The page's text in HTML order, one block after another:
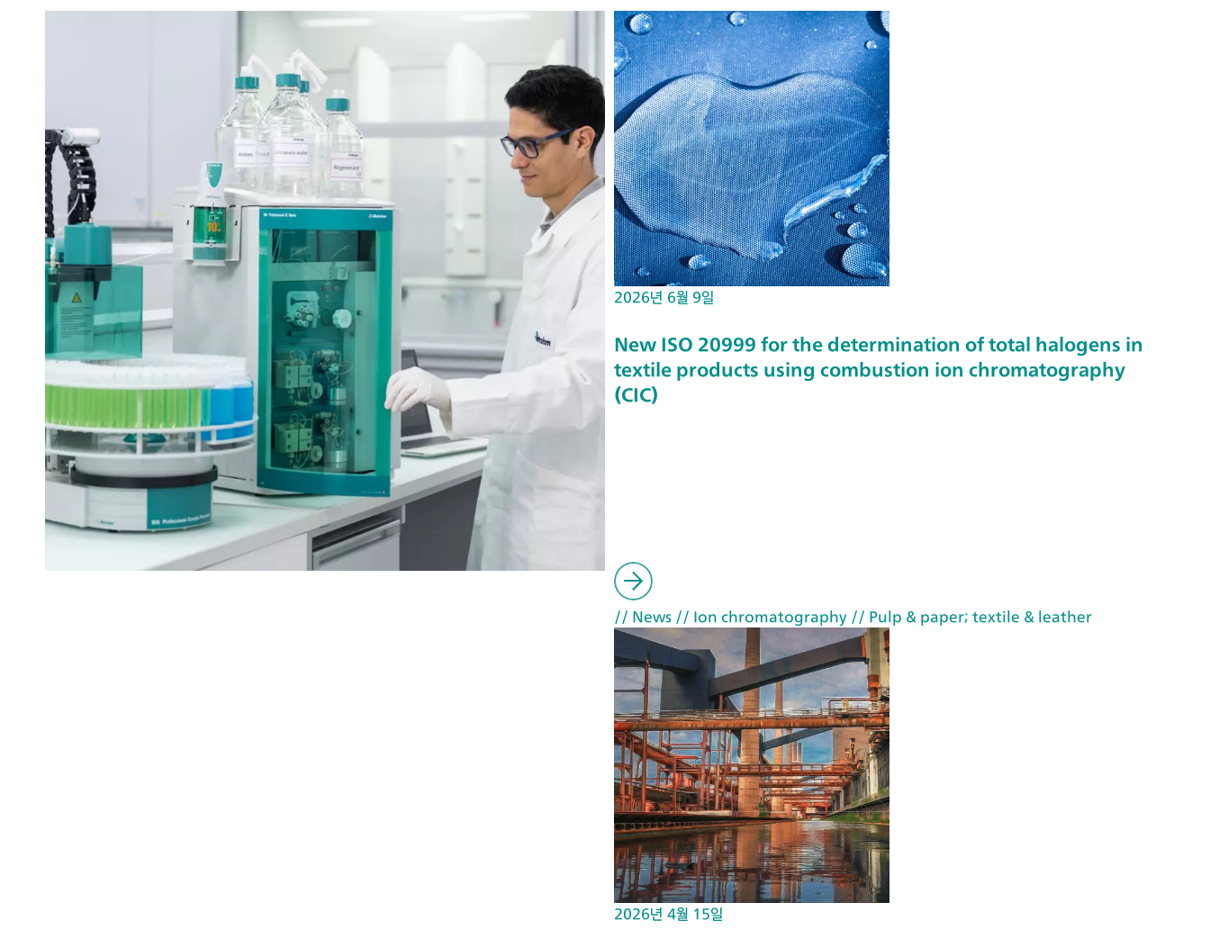
2026년 6월 9일
New ISO 20999 for the determination of total halogens in
textile products using combustion ion chromatography
(CIC)
// News // Ion chromatography // Pulp & paper; textile & leather
2026년 4월 15일